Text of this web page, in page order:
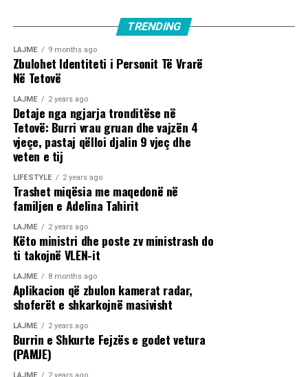
TRENDING
LAJME 9 months ago
Zbulohet Identiteti i Personit Të Vrarë
Në Tetovë
LAJME 2 years ago
Detaje nga ngjarja tronditëse në
Tetovë: Burri vrau gruan dhe vajzën 4
vjeçe, pastaj qëlloi djalin 9 vjeç dhe
veten e tij
LIFESTYLE 2 years ago
Trashet miqësia me maqedonë në
familjen e Adelina Tahirit
LAJME 2 years ago
Këto ministri dhe poste zv ministrash do
ti takojnë VLEN-it
LAJME 8 months ago
Aplikacion që zbulon kamerat radar,
shoferët e shkarkojnë masivisht
LAJME 2 years ago
Burrin e Shkurte Fejzës e godet vetura
(PAMJE)
LAJME 2 years ago